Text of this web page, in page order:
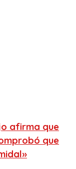
afirma que
que